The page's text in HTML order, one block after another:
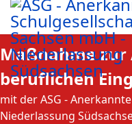
Maßnahme
beruflichen
mit der ASG -
Niederlassung